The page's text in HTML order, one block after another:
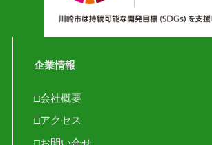
企業情報
□会社概要
□アクセス
□お問い合せ